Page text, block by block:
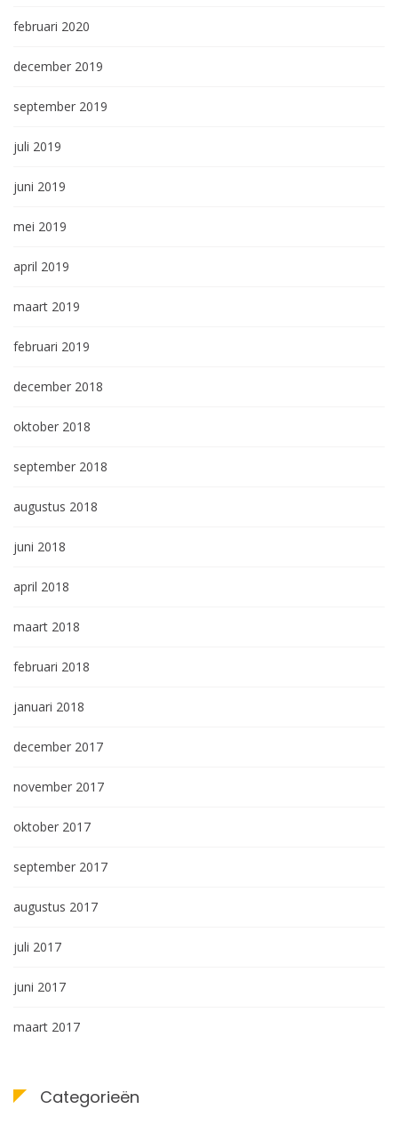
februari 2020
december 2019
september 2019
juli 2019
juni 2019
mei 2019
april 2019
maart 2019
februari 2019
december 2018
oktober 2018
september 2018
augustus 2018
juni 2018
april 2018
maart 2018
februari 2018
januari 2018
december 2017
november 2017
oktober 2017
september 2017
augustus 2017
juli 2017
juni 2017
maart 2017
Categorieën